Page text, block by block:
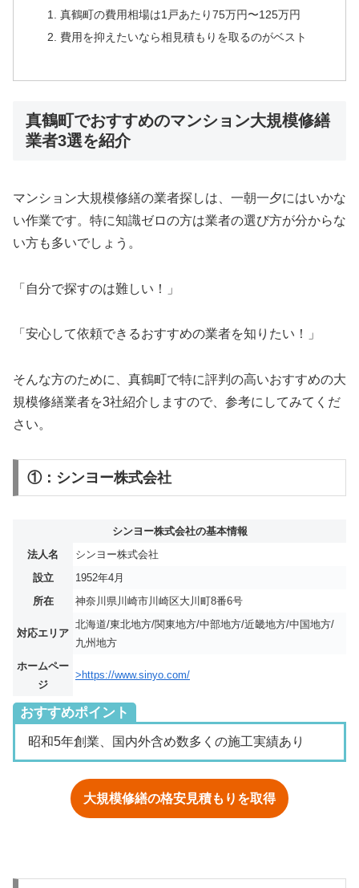
真鶴町の費用相場は1戸あたり75万円〜125万円
費用を抑えたいなら相見積もりを取るのがベスト
真鶴町でおすすめのマンション大規模修繕
業者3選を紹介
マンション大規模修繕の業者探しは、一朝一夕にはいかな
い作業です。特に知識ゼロの方は業者の選び方が分からな
い方も多いでしょう。
「自分で探すのは難しい！」
「安心して依頼できるおすすめの業者を知りたい！」
そんな方のために、真鶴町で特に評判の高いおすすめの大
規模修繕業者を3社紹介しますので、参考にしてみてくだ
さい。
①：シンヨー株式会社
シンヨー株式会社の基本情報
法人名
シンヨー株式会社
設立
1952年4月
所在
神奈川県川崎市川崎区大川町8番6号
対応エリア
北海道/東北地方/関東地方/中部地方/近畿地方/中国地方/
九州地方
ホームペー
ジ
>https://www.sinyo.com/
おすすめポイント
昭和5年創業、国内外含め数多くの施工実績あり
大規模修繕の格安見積もりを取得